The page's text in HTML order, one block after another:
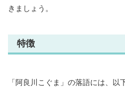
きましょう。
特徴
「阿良川こぐま」の落語には、以